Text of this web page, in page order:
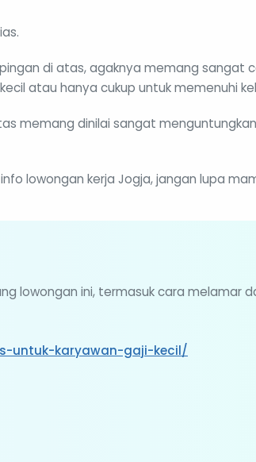
di atas, agaknya memang sangat
atau hanya cukup untuk memenuhi
memang dinilai sangat
lowongan kerja Jogja, jangan lupa
lowongan ini, termasuk cara melamar
untuk-karyawan-gaji-kecil/